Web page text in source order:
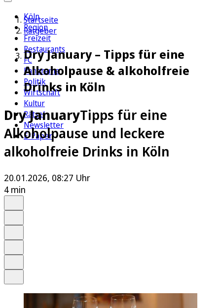
Köln
Region
Freizeit
Restaurants
FC
Panorama
Politik
Wirtschaft
Kultur
Rätsel
Newsletter
E-Paper
Startseite
Ratgeber
Dry January – Tipps für eine
Alkoholpause & alkoholfreie
Drinks in Köln
Dry JanuaryTipps für eine
Alkoholpause und leckere
alkoholfreie Drinks in Köln
20.01.2026, 08:27 Uhr
4 min